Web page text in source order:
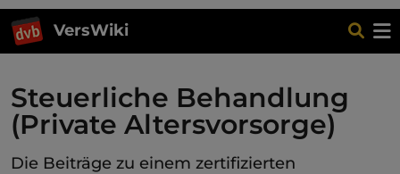
VersWiki
Steuerliche Behandlung
(Private Altersvorsorge)
Die Beiträge zu einem zertifizierten